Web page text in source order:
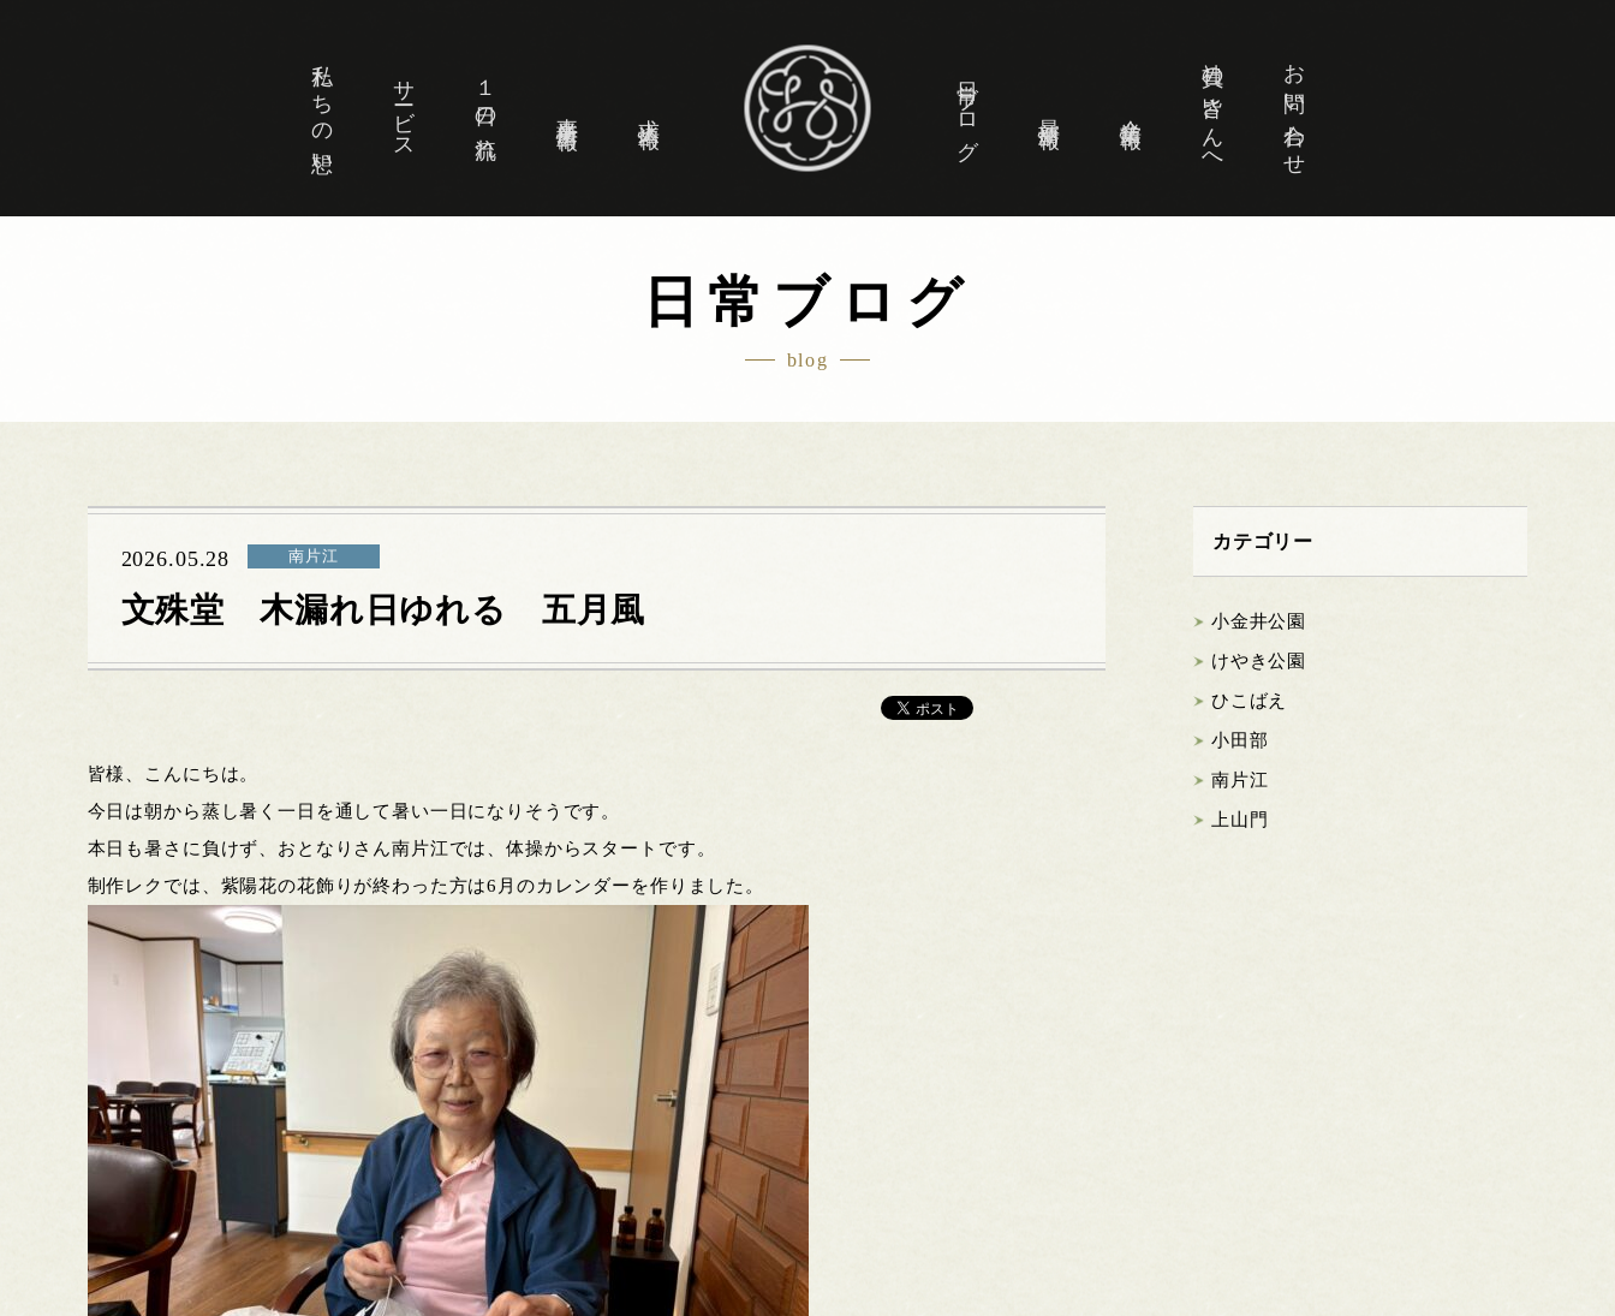
私たちの想い サービス １日の流れ 日常ブログ 社員の皆さんへ お問い合わせ
日常ブログ
blog
2026.05.28 南片江
文殊堂 木漏れ日ゆれる 五月風
皆様、こんにちは。
今日は朝から蒸し暑く一日を通して暑い一日になりそうです。
本日も暑さに負けず、おとなりさん南片江では、体操からスタートです。
制作レクでは、紫陽花の花飾りが終わった方は6月のカレンダーを作りました。
カテゴリー
小金井公園
けやき公園
ひこばえ
小田部
南片江
上山門